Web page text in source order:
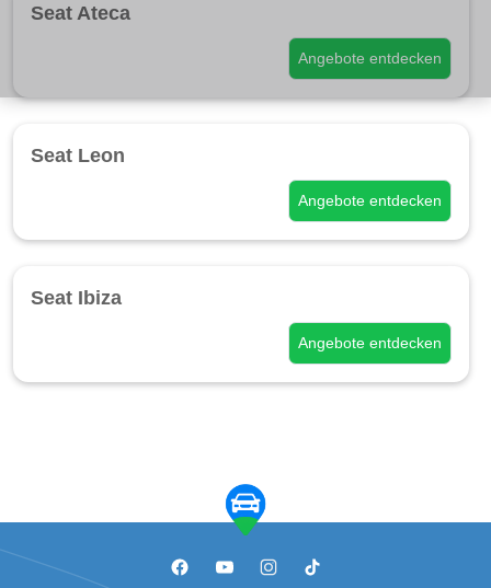
Seat Ateca
Angebote entdecken
Seat Leon
Angebote entdecken
Seat Ibiza
Angebote entdecken